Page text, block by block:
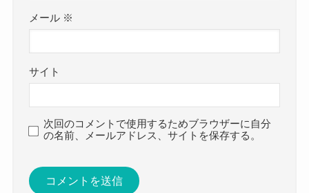
メール ※
サイト
次回のコメントで使用するためブラウザーに自分
の名前、メールアドレス、サイトを保存する。